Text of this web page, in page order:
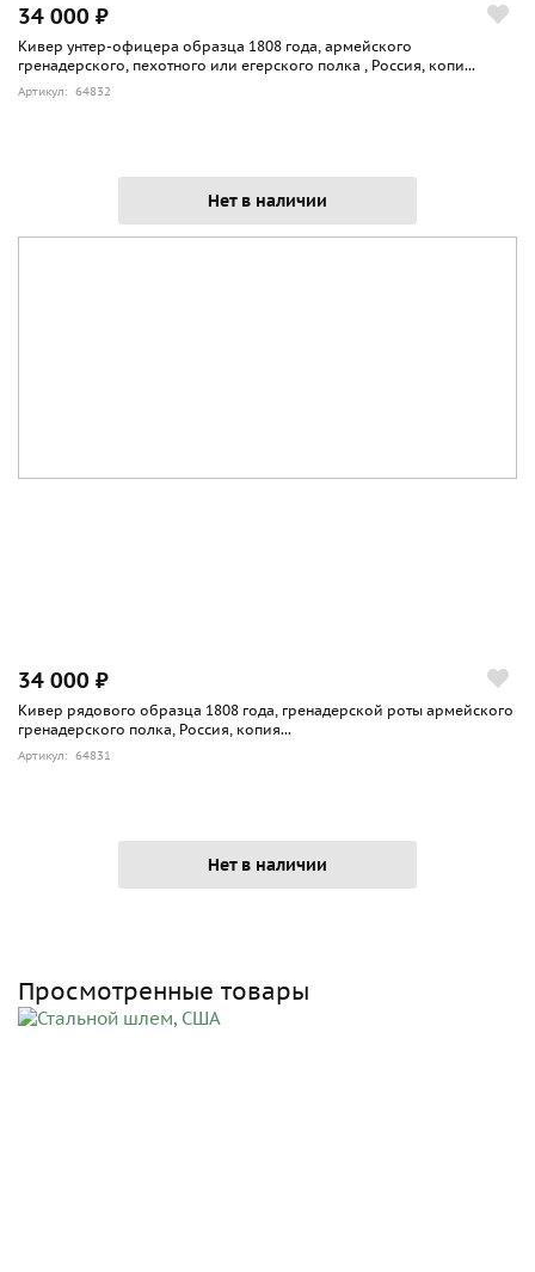
34 000 ₽
Кивер унтер-офицера образца 1808 года, армейского
гренадерского, пехотного или егерского полка , Россия, копи...
Артикул: 64832
Нет в наличии
34 000 ₽
Кивер рядового образца 1808 года, гренадерской роты армейского
гренадерского полка, Россия, копия...
Артикул: 64831
Нет в наличии
Просмотренные товары